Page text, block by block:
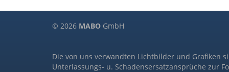
© 2026 MABO GmbH
Die von uns verwandten Lichtbilder und Grafiken
Unterlassungs- u. Schadensersatzansprüche zur